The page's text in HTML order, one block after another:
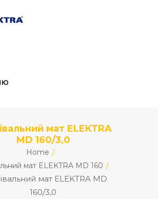
мат ELEKTRA
MD 160/3,0
Home
мат ELEKTRA MD 160
мат ELEKTRA MD
160/3,0